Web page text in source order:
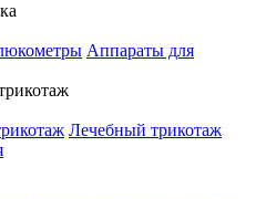
Аппараты для
Лечебный трикотаж